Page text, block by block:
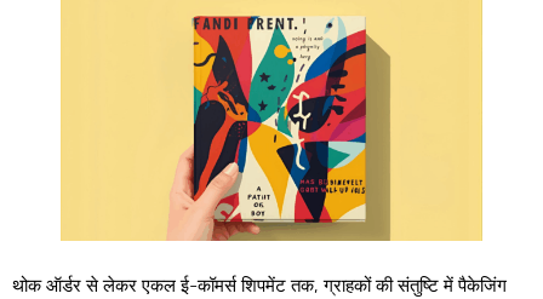
थोक ऑर्डर से लेकर एकल ई-कॉमर्स शिपमेंट तक, ग्राहकों की संतुष्टि में पैकेजिंग